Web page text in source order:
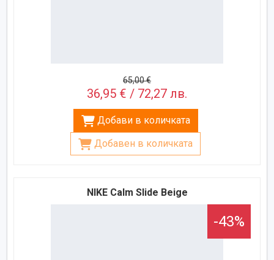
65,00 €
36,95 € / 72,27 лв.
Добави в количката
Добавен в количката
NIKE Calm Slide Beige
-43%